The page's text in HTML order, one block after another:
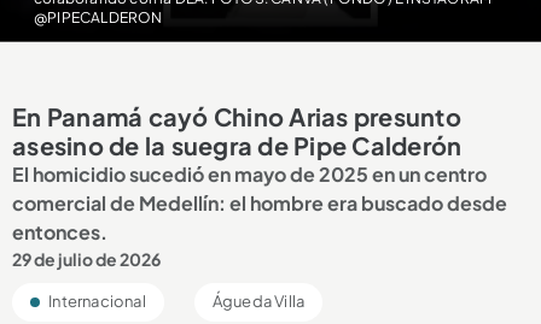
@PIPECALDERON
En Panamá cayó Chino Arias presunto
asesino de la suegra de Pipe Calderón
El homicidio sucedió en mayo de 2025 en un centro
comercial de Medellín: el hombre era buscado desde
entonces.
29 de julio de 2026
Internacional Águeda Villa